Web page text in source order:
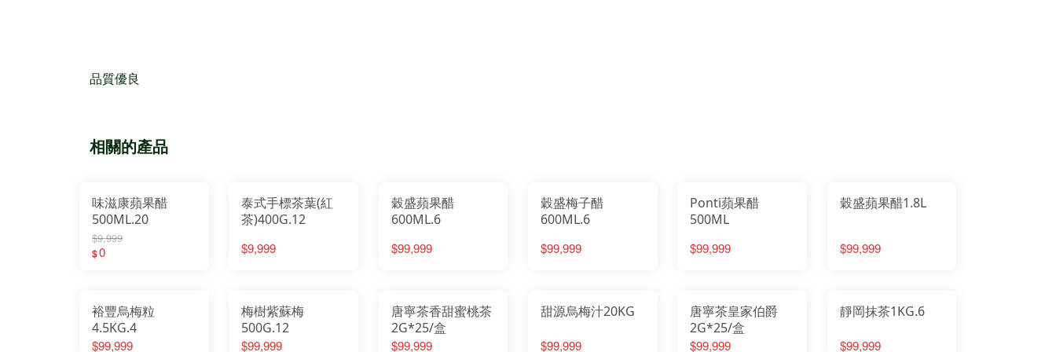
品質優良
相關的產品
味滋康蘋果醋
500ML.20
$9,999
$0
泰式手標茶葉(紅
茶)400G.12
$9,999
穀盛蘋果醋
600ML.6
$99,999
穀盛梅子醋
600ML.6
$99,999
Ponti蘋果醋
500ML
$99,999
穀盛蘋果醋1.8L
$99,999
裕豐烏梅粒
4.5KG.4
$99,999
梅樹紫蘇梅
500G.12
$99,999
唐寧茶香甜蜜桃茶
2G*25/盒
$99,999
甜源烏梅汁20KG
$99,999
唐寧茶皇家伯爵
2G*25/盒
$99,999
靜岡抹茶1KG.6
$99,999